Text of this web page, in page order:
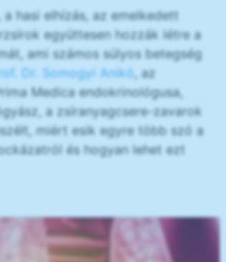
hasi elhízás, az emelkedett
együttesen hozzák létre a
ami számos súlyos betegség
Dr. Somogyi Anikó, az
Medica endokrinológusa,
a zsíranyagcsere-zavarok
miért esik egyre több szó a
és hogyan lehet ezt